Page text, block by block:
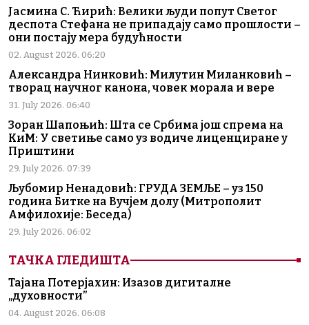
Јасмина С. Ћирић: Велики људи попут Светог
деспота Стефана не припадају само прошлости –
они постају мера будућности
02. August 2026. 06:20
Александра Нинковић: Милутин Миланковић –
творац научног канона, човек морала и вере
31. July 2026. 06:40
Зоран Шапоњић: Шта се Србима још спрема на
КиМ: У светиње само уз водиче лиценциране у
Приштини
29. July 2026. 07:39
Љубомир Ненадовић: ГРУДА ЗЕМЉЕ – уз 150
година Битке на Вучјем долу (Митрополит
Амфилохије: Беседа)
29. July 2026. 06:02
ТАЧКА ГЛЕДИШТА
Тајана Потерјахин: Изазов дигиталне
„духовности”
04. August 2026. 06:08